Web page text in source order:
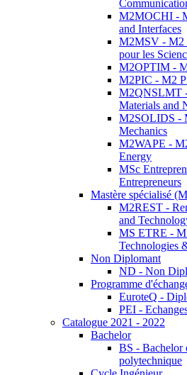
M2MOCHI -
and Interfaces
M2MSV - M2
pour les
M2OPTIM -
M2PIC - M2
M2QNSLMT
Materials and
M2SOLIDS -
Mechanics
M2WAPE -
Energy
MSc
Entrepreneurs
Mastère spécialisé
M2REST -
and
MS ETRE -
Technologies
Non Diplomant
ND - Non
Programme
EuroteQ -
PEI -
Catalogue 2021 - 2022
Bachelor
BS - Bachelor
polytechnique